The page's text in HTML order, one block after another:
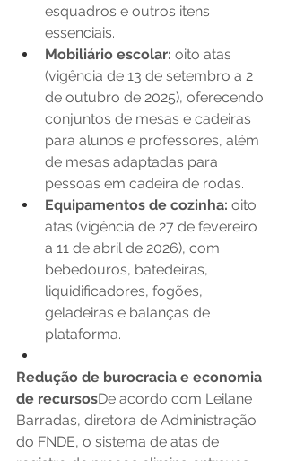
esquadros e outros itens
essenciais.
Mobiliário escolar: oito atas
(vigência de 13 de setembro a 2
de outubro de 2025), oferecendo
conjuntos de mesas e cadeiras
para alunos e professores, além
de mesas adaptadas para
pessoas em cadeira de rodas.
Equipamentos de cozinha: oito
atas (vigência de 27 de fevereiro
a 11 de abril de 2026), com
bebedouros, batedeiras,
liquidificadores, fogões,
geladeiras e balanças de
plataforma.
Redução de burocracia e economia
de recursosDe acordo com Leilane
Barradas, diretora de Administração
do FNDE, o sistema de atas de